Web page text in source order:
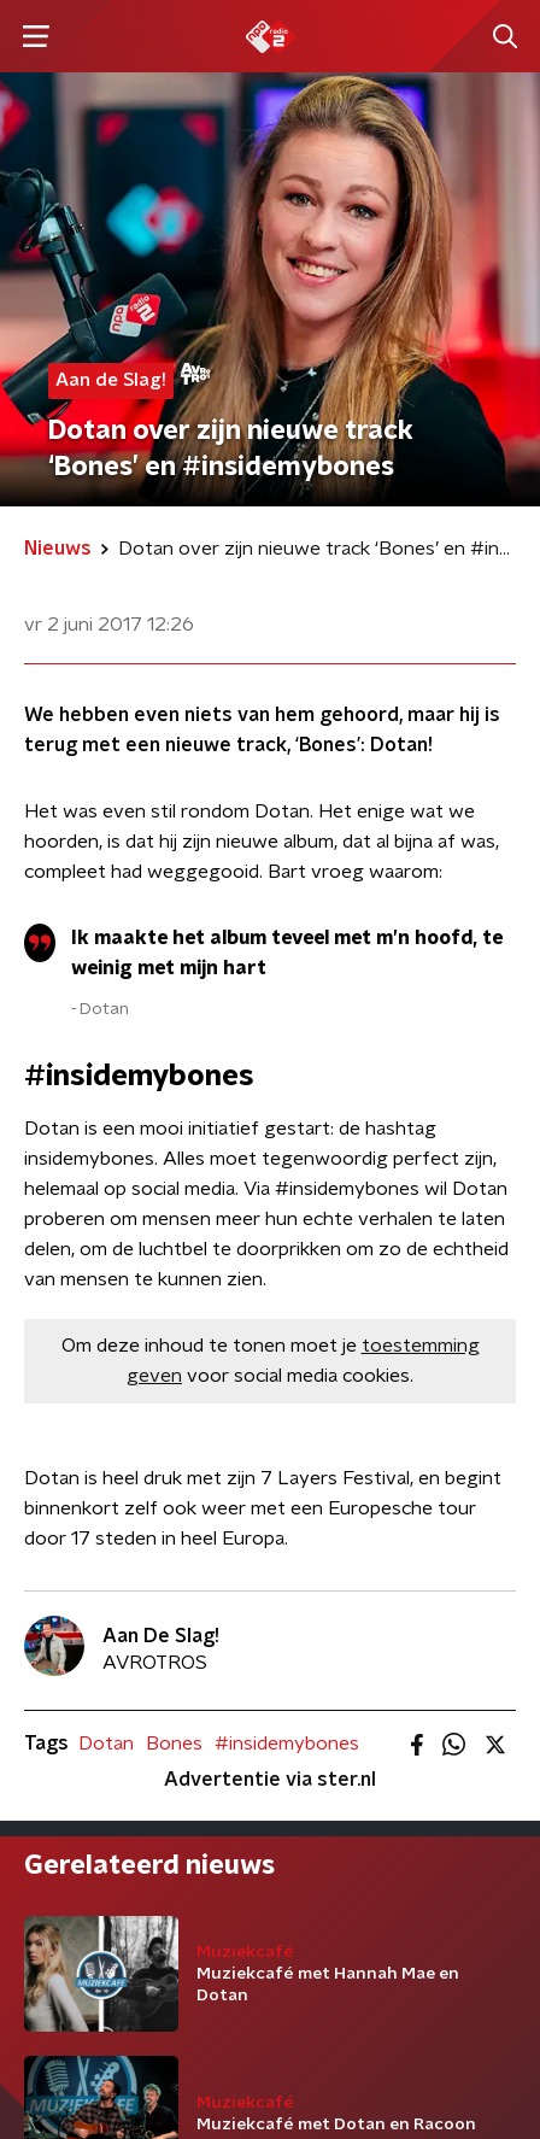
Aan de Slag!
Dotan over zijn nieuwe track
‘Bones’ en #insidemybones
Nieuws Dotan over zijn nieuwe track ‘Bones’ en #insidemybones
vr 2 juni 2017 12:26
We hebben even niets van hem gehoord, maar hij is
terug met een nieuwe track, ‘Bones’: Dotan!
Het was even stil rondom Dotan. Het enige wat we
hoorden, is dat hij zijn nieuwe album, dat al bijna af was,
compleet had weggegooid. Bart vroeg waarom:
Ik maakte het album teveel met m’n hoofd, te
weinig met mijn hart
Dotan
#insidemybones
Dotan is een mooi initiatief gestart: de hashtag
insidemybones. Alles moet tegenwoordig perfect zijn,
helemaal op social media. Via #insidemybones wil Dotan
proberen om mensen meer hun echte verhalen te laten
delen, om de luchtbel te doorprikken om zo de echtheid
van mensen te kunnen zien.
Om deze inhoud te tonen moet je toestemming
geven voor social media cookies.
Dotan is heel druk met zijn 7 Layers Festival, en begint
binnenkort zelf ook weer met een Europesche tour
door 17 steden in heel Europa.
Aan De Slag!
AVROTROS
Tags Dotan Bones
#insidemybones
Advertentie via ster.nl
Gerelateerd nieuws
Muziekcafé
Muziekcafé met Hannah Mae en
Dotan
Muziekcafé
Muziekcafé met Dotan en Racoon